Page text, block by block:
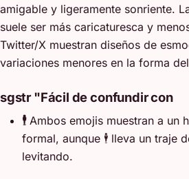
amigable y ligeramente sonriente.
suele ser más caricaturesca y
Twitter/X muestran diseños de
variaciones menores en la forma
sgstr "Fácil de confundir con
🕴️Ambos emojis muestran a un
formal, aunque 🕴️ lleva un traje
levitando.